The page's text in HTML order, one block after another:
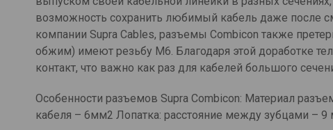
возможность сохранить любимый кабель даже после
компании Supra Cables, разъемы Combicon также
обжим) имеют резьбу М6. Благодаря этой доработке
контакт, что важно как раз для кабелей большого
Особенности разъемов Supra Combicon: Материал
кабеля – 6мм2 Лопатка: расстояние между зубцами – 9